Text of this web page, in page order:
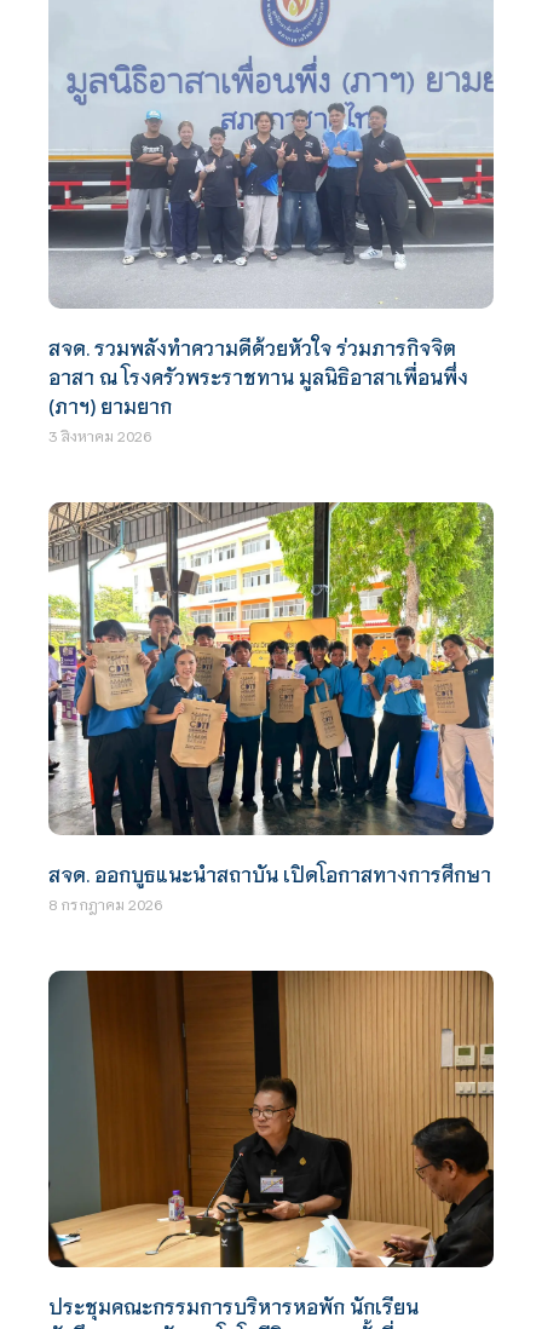
สจด. รวมพลังทำความดีด้วยหัวใจ ร่วมภารกิจจิต
อาสา ณ โรงครัวพระราชทาน มูลนิธิอาสาเพื่อนพึ่ง
(ภาฯ) ยามยาก
3 สิงหาคม 2026
สจด. ออกบูธแนะนำสถาบัน เปิดโอกาสทางการศึกษา
8 กรกฎาคม 2026
ประชุมคณะกรรมการบริหารหอพัก นักเรียน